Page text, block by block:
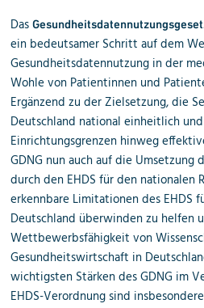
Das
ein bedeutsamer Schritt auf dem
Gesundheitsdatennutzung in der
Wohle von Patientinnen und
Ergänzend zu der Zielsetzung, die
Deutschland national einheitlich
Einrichtungsgrenzen hinweg
GDNG nun auch auf die Umsetzung
durch den EHDS für den nationalen
erkennbare Limitationen des EHDS
Deutschland überwinden zu helfen
Wettbewerbsfähigkeit von
Gesundheitswirtschaft in
wichtigsten Stärken des GDNG im
EHDS-Verordnung sind